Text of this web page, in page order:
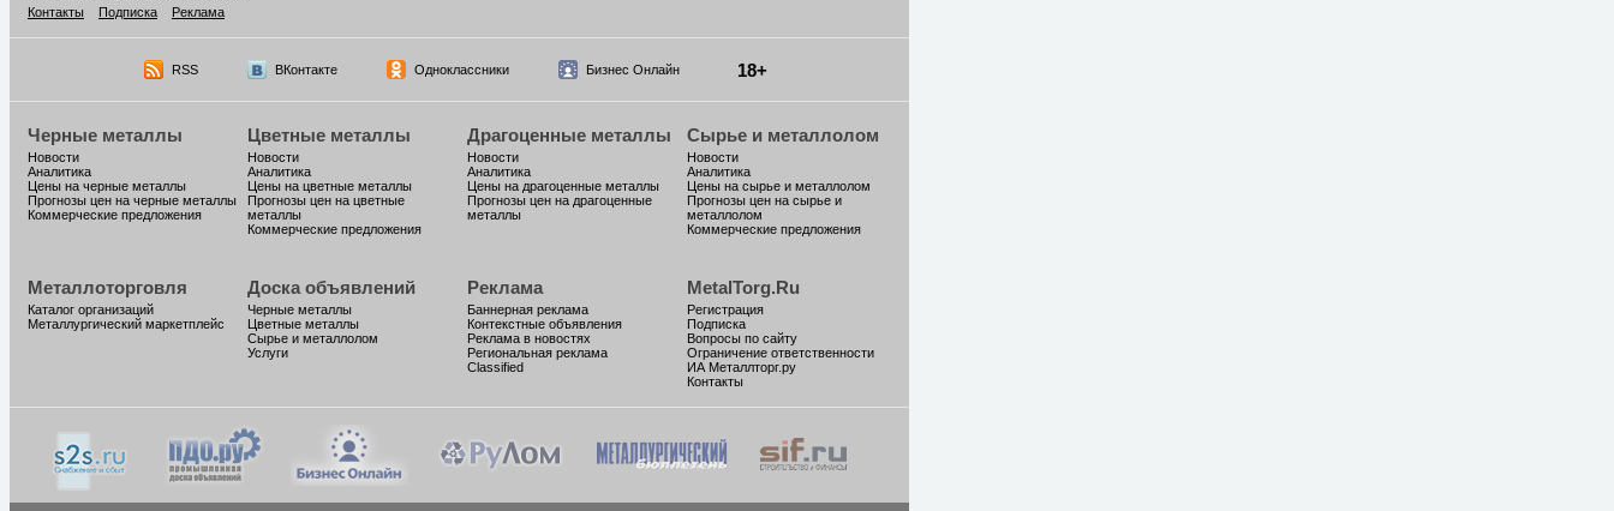
Контакты
Подписка Реклама
RSS ВКонтакте Одноклассники Бизнес Онлайн 18+
Черные металлы
Новости
Аналитика
Цены на черные металлы
Прогнозы цен на черные металлы
Коммерческие предложения
Цветные металлы
Новости
Аналитика
Цены на цветные металлы
Прогнозы цен на цветные
металлы
Коммерческие предложения
Драгоценные металлы
Новости
Аналитика
Цены на драгоценные металлы
Прогнозы цен на драгоценные
металлы
Сырье и металлолом
Новости
Аналитика
Цены на сырье и металлолом
Прогнозы цен на сырье и
металлолом
Коммерческие предложения
Металлоторговля
Каталог организаций
Металлургический маркетплейс
Доска объявлений
Черные металлы
Цветные металлы
Сырье и металлолом
Услуги
Реклама
Баннерная реклама
Контекстные объявления
Реклама в новостях
Региональная реклама
Classified
MetalTorg.Ru
Регистрация
Подписка
Вопросы по сайту
Ограничение ответственности
ИА Металлторг.ру
Контакты